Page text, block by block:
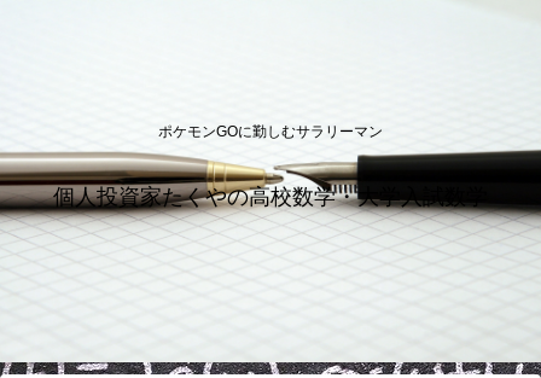
ポケモンGOに勤しむサラリーマン
個人投資家たくやの高校数学・大学入試数学